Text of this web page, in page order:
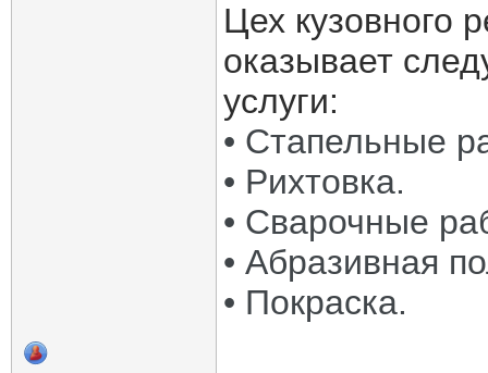
Цех
оказывает
услуги:
• Стапельные
• Рихтовка.
• Сварочные
• Абразивная
• Покраска.